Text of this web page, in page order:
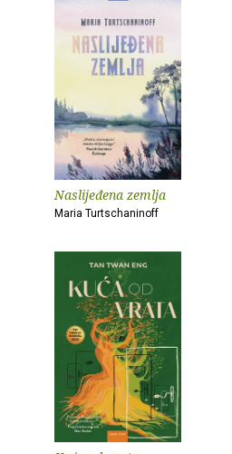
Naslijeđena zemlja
Maria Turtschaninoff